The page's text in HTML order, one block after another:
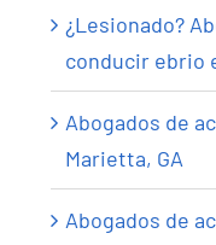
¿Lesionado?
conducir ebrio
Abogados de
Marietta, GA
Abogados de